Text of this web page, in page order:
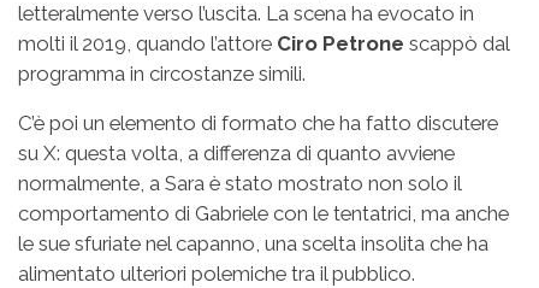
letteralmente verso l’uscita. La scena ha evocato in
molti il 2019, quando l’attore Ciro Petrone scappò dal
programma in circostanze simili.
C’è poi un elemento di formato che ha fatto discutere
su X: questa volta, a differenza di quanto avviene
normalmente, a Sara è stato mostrato non solo il
comportamento di Gabriele con le tentatrici, ma anche
le sue sfuriate nel capanno, una scelta insolita che ha
alimentato ulteriori polemiche tra il pubblico.